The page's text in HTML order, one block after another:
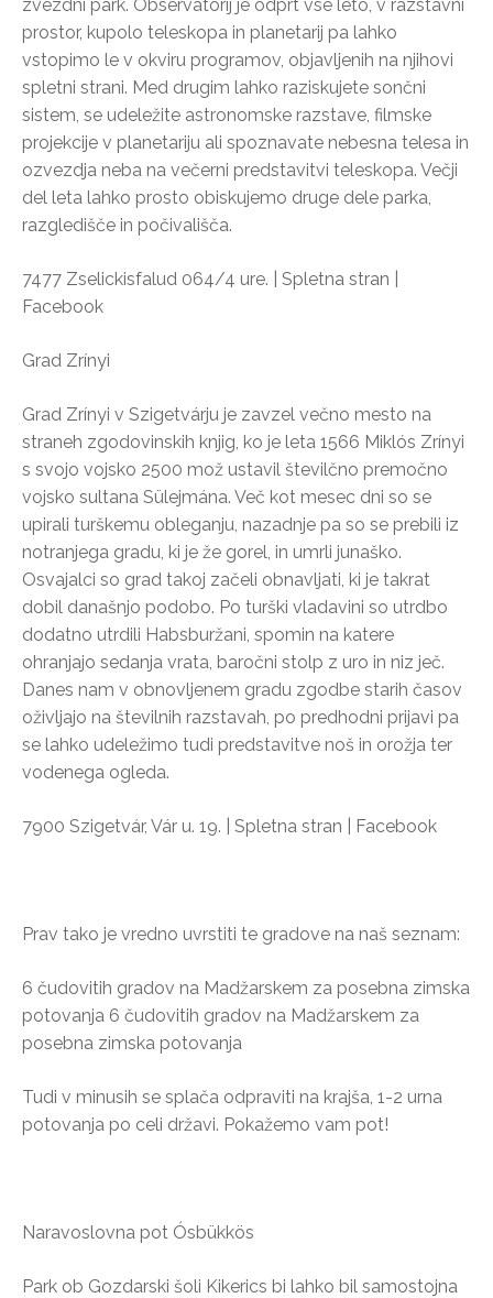
zvezdni park. Observatorij je odprt vse leto, v razstavni
prostor, kupolo teleskopa in planetarij pa lahko
vstopimo le v okviru programov, objavljenih na njihovi
spletni strani. Med drugim lahko raziskujete sončni
sistem, se udeležite astronomske razstave, filmske
projekcije v planetariju ali spoznavate nebesna telesa in
ozvezdja neba na večerni predstavitvi teleskopa. Večji
del leta lahko prosto obiskujemo druge dele parka,
razgledišče in počivališča.
7477 Zselickisfalud 064/4 ure. | Spletna stran |
Facebook
Grad Zrínyi
Grad Zrínyi v Szigetvárju je zavzel večno mesto na
straneh zgodovinskih knjig, ko je leta 1566 Miklós Zrínyi
s svojo vojsko 2500 mož ustavil številčno premočno
vojsko sultana Sülejmána. Več kot mesec dni so se
upirali turškemu obleganju, nazadnje pa so se prebili iz
notranjega gradu, ki je že gorel, in umrli junaško.
Osvajalci so grad takoj začeli obnavljati, ki je takrat
dobil današnjo podobo. Po turški vladavini so utrdbo
dodatno utrdili Habsburžani, spomin na katere
ohranjajo sedanja vrata, baročni stolp z uro in niz ječ.
Danes nam v obnovljenem gradu zgodbe starih časov
oživljajo na številnih razstavah, po predhodni prijavi pa
se lahko udeležimo tudi predstavitve noš in orožja ter
vodenega ogleda.
7900 Szigetvár, Vár u. 19. | Spletna stran | Facebook
Prav tako je vredno uvrstiti te gradove na naš seznam:
6 čudovitih gradov na Madžarskem za posebna zimska
potovanja 6 čudovitih gradov na Madžarskem za
posebna zimska potovanja
Tudi v minusih se splača odpraviti na krajša, 1-2 urna
potovanja po celi državi. Pokažemo vam pot!
Naravoslovna pot Ósbükkös
Park ob Gozdarski šoli Kikerics bi lahko bil samostojna